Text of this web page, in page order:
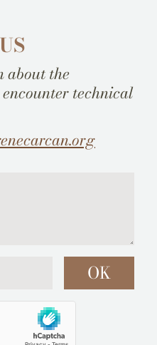
about the
technical
OK